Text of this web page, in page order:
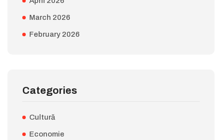
March 2026
February 2026
Categories
Cultură
Economie